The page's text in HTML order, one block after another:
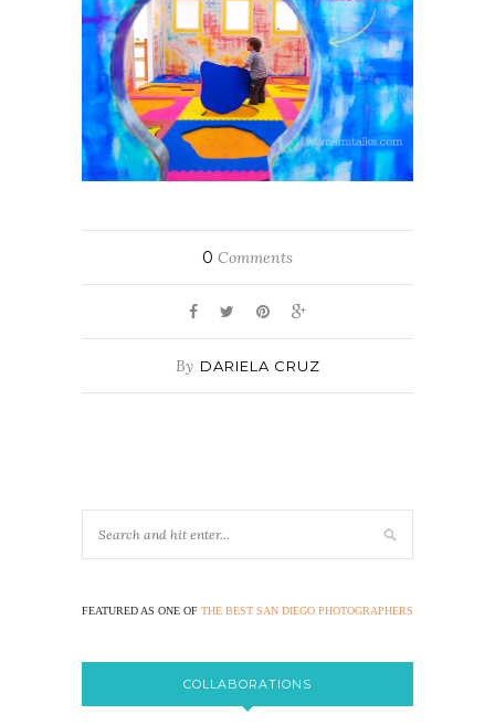
0 Comments
By DARIELA CRUZ
FEATURED AS ONE OF THE BEST SAN DIEGO PHOTOGRAPHERS
COLLABORATIONS